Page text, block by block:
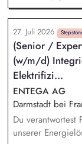
Konzepte für
etablieren ein
interdisziplinären
technischen
Steuerung von
Fragestellungen
Beantwortung
dem
27. Juli 2026
(Senior /
(w/m/d)
Elektrifizi...
ENTEGA AG
Darmstadt bei
Du
unserer